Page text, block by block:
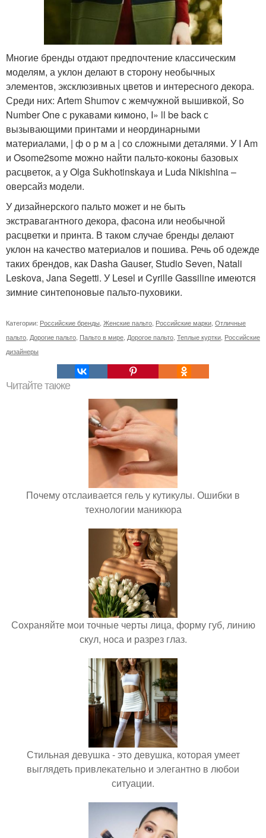
Многие бренды отдают предпочтение классическим
моделям, а уклон делают в сторону необычных
элементов, эксклюзивных цветов и интересного декора.
Среди них: Artem Shumov с жемчужной вышивкой, So
Number One с рукавами кимоно, I» ll be back с
вызывающими принтами и неординарными
материалами, | ф о р м а | со сложными деталями. У I Am
и Osome2some можно найти пальто-коконы базовых
расцветок, а у Olga Sukhotinskaya и Luda Nikishina –
оверсайз модели.
У дизайнерского пальто может и не быть
экстравагантного декора, фасона или необычной
расцветки и принта. В таком случае бренды делают
уклон на качество материалов и пошива. Речь об одежде
таких брендов, как Dasha Gauser, Studio Seven, Natali
Leskova, Jana Segetti. У Lesel и Cyrille Gassiline имеются
зимние синтепоновые пальто-пуховики.
Категории: Российские бренды Женские пальто Российские марки Отличные
пальто Дорогие пальто Пальто в мире Дорогое пальто Теплые куртки Российские
дизайнеры
Читайте также
Почему отслаивается гель у кутикулы. Ошибки в
технологии маникюра
Сохраняйте мои точные черты лица, форму губ, линию
скул, носа и разрез глаз.
Стильная девушка - это девушка, которая умеет
выглядеть привлекательно и элегантно в любои
ситуации.